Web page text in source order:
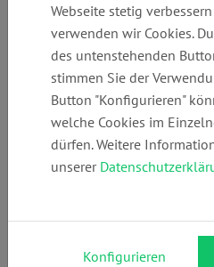
Telefon:
+49 (0)
3518105270
E-Mail:
alt-
Rechtsgebiete:
Webseite stetig
verwenden wir Cookies.
des untenstehenden
stimmen Sie der
Button "Konfigurieren"
welche Cookies im
dürfen. Weitere
unserer
Konfigurieren